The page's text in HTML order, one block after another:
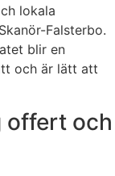
lokala
Falsterbo.
blir en
och är lätt att
offert och